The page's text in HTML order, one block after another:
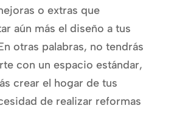
o extras que
aún más el diseño a tus
otras palabras, no tendrás
con un espacio estándar,
crear el hogar de tus
de realizar reformas